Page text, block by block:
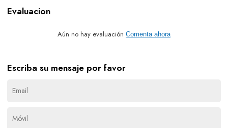
Evaluacion
Aún no hay evaluación Comenta ahora
Escriba su mensaje por favor